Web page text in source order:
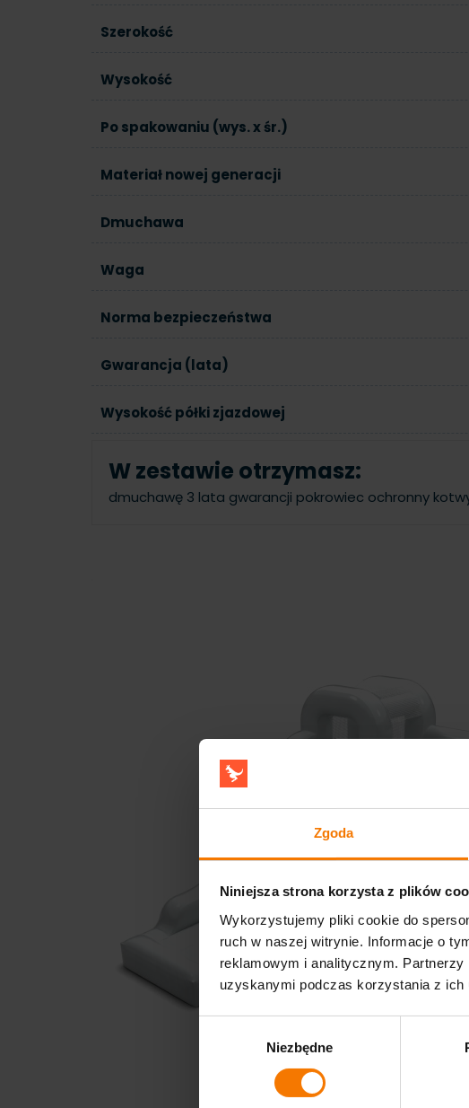
Zgoda
Niniejsza strona korzysta z plików
Wykorzystujemy pliki cookie do
ruch w naszej witrynie. Informacje o
reklamowym i analitycznym.
uzyskanymi podczas korzystania z ich
Niezbędne
Szerokość
Wysokość
Po spakowaniu (wys. x śr.)
Materiał nowej generacji
Dmuchawa
Waga
Norma bezpieczeństwa
Gwarancja (lata)
Wysokość półki zjazdowej
W zestawie otrzymasz:
dmuchawę 3 lata gwarancji pokrowiec ochronny